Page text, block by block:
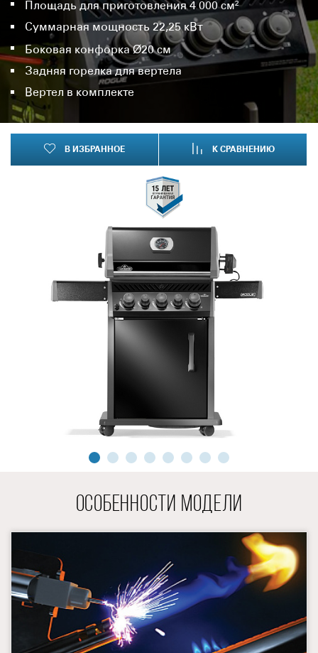
Площадь для приготовления 4 000 см²
Суммарная мощность 22,25 кВт
Боковая конфорка Ø20 см
Задняя горелка для вертела
Вертел в комплекте
В ИЗБРАННОЕ К СРАВНЕНИЮ
ОСОБЕННОСТИ МОДЕЛИ